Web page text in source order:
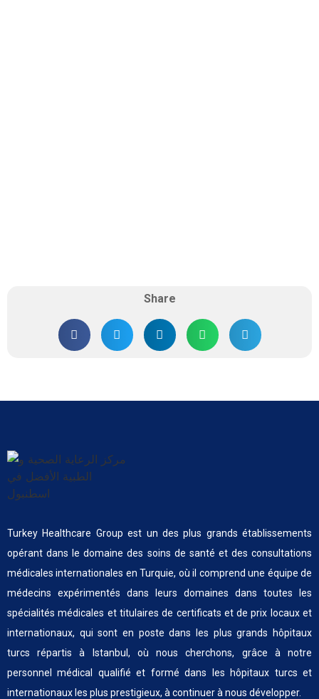
Share
Turkey Healthcare Group est un des plus grands établissements
opérant dans le domaine des soins de santé et des consultations
médicales internationales en Turquie, où il comprend une équipe de
médecins expérimentés dans leurs domaines dans toutes les
spécialités médicales et titulaires de certificats et de prix locaux et
internationaux, qui sont en poste dans les plus grands hôpitaux
turcs répartis à Istanbul, où nous cherchons, grâce à notre
personnel médical qualifié et formé dans les hôpitaux turcs et
internationaux les plus prestigieux, à continuer à nous développer.